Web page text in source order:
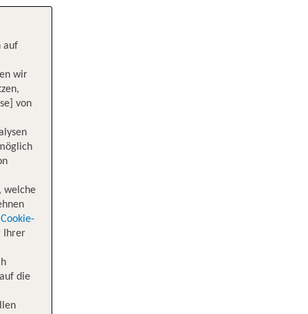
auf
wir
von
welche
Ihrer
die